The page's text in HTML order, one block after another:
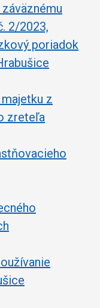
záväznému
2/2023,
poriadok
z
zreteľa